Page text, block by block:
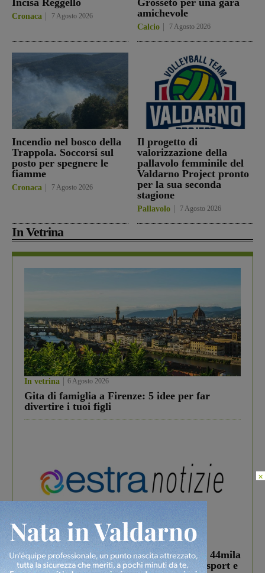
Cronaca 7 Agosto 2026
amichevole
Calcio 7 Agosto 2026
Incendio nel bosco della
Trappola. Soccorsi sul
posto per spegnere le
fiamme
Cronaca 7 Agosto 2026
Il progetto di
valorizzazione della
pallavolo femminile del
Valdarno Project pronto
per la sua seconda
stagione
Pallavolo 7 Agosto 2026
In Vetrina
In vetrina 6 Agosto 2026
Gita di famiglia a Firenze: 5 idee per far
divertire i tuoi figli
In vetrina 3 Agosto 2026
Estra Notizie agosto: Smart Cities, oltre 44mila
studenti coinvolti, torna il bando per lo sport e
×